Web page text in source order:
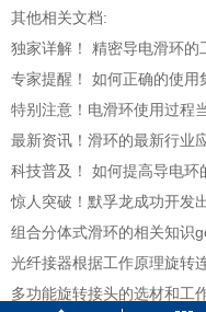
其他相关文档:
独家详解！ 精密导电滑环的
专家提醒！ 如何正确的使用
特别注意！电滑环使用过程
最新资讯！滑环的最新行业
科技普及！ 如何提高导电环
惊人突破！默孚龙成功开发
组合分体式滑环的相关知识
光纤接器根据工作原理旋转
多功能旋转接头的选材和工